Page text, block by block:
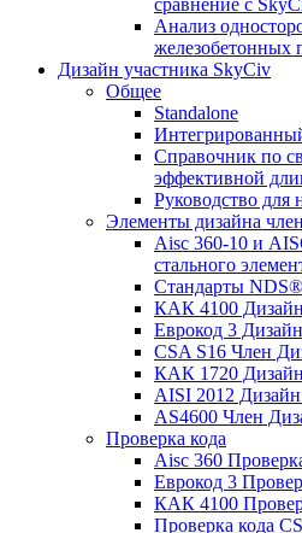
сравнение с
Анализ
железобетонных
Дизайн участника SkyCiv
Общее
Standalone
Справочник по
эффективной
Руководство для
Элементы дизайна
Aisc 360-10 и
стального
Стандарты
КАК 4100
Еврокод 3
CSA S16 Член
КАК 1720
AISI 2012 Дизайн
AS4600 Член
Проверка кода
Aisc 360
Еврокод 3
КАК 4100
Проверка кода